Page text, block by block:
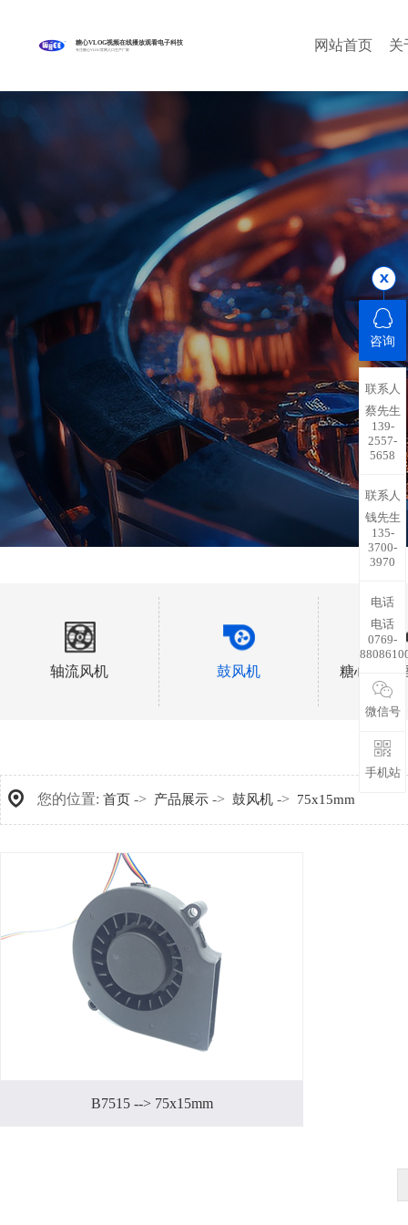
糖心VLOG视频在线播放观看电子科技
专注糖心VLOG官网入口生产厂家 网站首页 关
轴流风机 鼓风机 糖心视频
您的位置: 首页 -> 产品展示 -> 鼓风机 -> 75x15mm
B7515 --> 75x15mm
咨询
联系人
蔡先生
139-
2557-
5658
联系人
钱先生
135-
3700-
3970
电话
电话
0769-
微信号
手机站